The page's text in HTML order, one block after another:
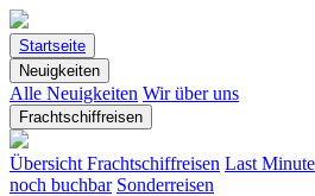
Startseite
Neuigkeiten
Alle Neuigkeiten Wir über uns
Frachtschiffreisen
Übersicht Frachtschiffreisen Last
noch buchbar Sonderreisen